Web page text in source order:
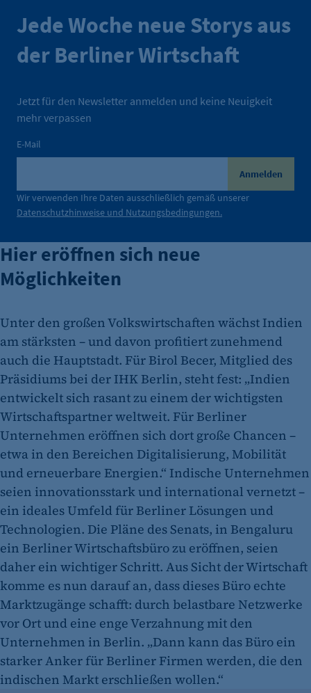
Jede Woche neue Storys aus
der Berliner Wirtschaft
Jetzt für den Newsletter anmelden und keine Neuigkeit
mehr verpassen
E-Mail
Anmelden
Wir verwenden Ihre Daten ausschließlich gemäß unserer
Datenschutzhinweise und Nutzungsbedingungen.
Hier eröffnen sich neue
Möglichkeiten
Unter den großen Volkswirtschaften wächst Indien
am stärksten – und davon profitiert zunehmend
auch die Hauptstadt. Für Birol Becer, Mitglied des
Präsidiums bei der IHK Berlin, steht fest: „Indien
entwickelt sich rasant zu einem der wichtigsten
Wirtschaftspartner weltweit. Für Berliner
Unternehmen eröffnen sich dort große Chancen –
etwa in den Bereichen Digitalisierung, Mobilität
und erneuerbare Energien.“ Indische Unternehmen
seien innovationsstark und international vernetzt –
ein ideales Umfeld für Berliner Lösungen und
Technologien. Die Pläne des Senats, in Bengaluru
ein Berliner Wirtschaftsbüro zu eröffnen, seien
daher ein wichtiger Schritt. Aus Sicht der Wirtschaft
komme es nun darauf an, dass dieses Büro echte
Marktzugänge schafft: durch belastbare Netzwerke
vor Ort und eine enge Verzahnung mit den
Unternehmen in Berlin. „Dann kann das Büro ein
starker Anker für Berliner Firmen werden, die den
indischen Markt erschließen wollen.“